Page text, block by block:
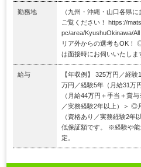
勤務地
（九州・沖縄・⼭⼝各県
ご覧ください！ https://
pc/area/KyushuOkinawa/
リア外からの選考もOK！
は面接時にお伺いいたしま
給与
【年収例】 325万円／経
万円／経験5年（⽉給31万
（⽉給44万円＋⼿当＋賞
／実務経験2年以上）＞ ◎
（資格あり／実務経験2
低保証額です。 ※経験や
定。